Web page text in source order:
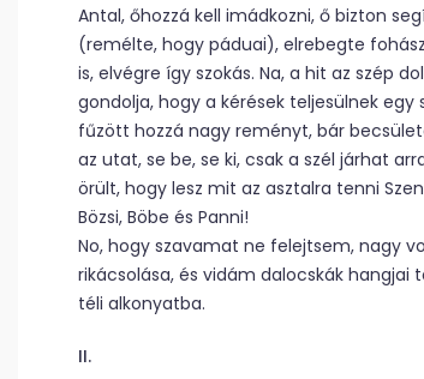
Antal, őhozzá kell imádkozni, ő bizton
(remélte, hogy páduai), elrebegte
is, elvégre így szokás. Na, a hit az szép
gondolja, hogy a kérések teljesülnek
fűzött hozzá nagy reményt, bár
az utat, se be, se ki, csak a szél járhat
örült, hogy lesz mit az asztalra tenni
Bözsi, Böbe és Panni!
No, hogy szavamat ne felejtsem, nagy
rikácsolása, és vidám dalocskák
téli alkonyatba.
II.